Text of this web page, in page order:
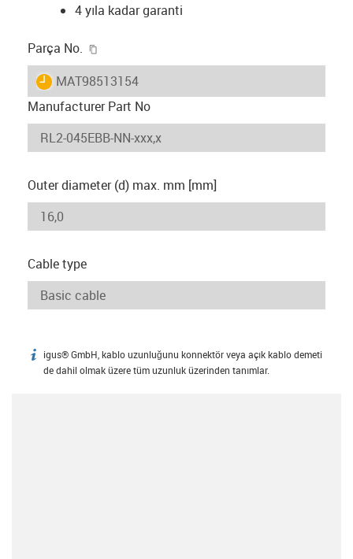
4 yıla kadar garanti
Parça No.
igus-icon-lieferzeit
MAT98513154
Manufacturer Part No
Outer diameter (d) max. mm [mm]
Cable type
igus-icon-info
igus® GmbH, kablo uzunluğunu konnektör veya açık kablo demeti
de dahil olmak üzere tüm uzunluk üzerinden tanımlar.